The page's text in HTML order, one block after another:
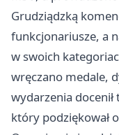
Grudziądzką
funkcjonariusze, a
w swoich
wręczano medale,
wydarzenia docenił
który podziękował